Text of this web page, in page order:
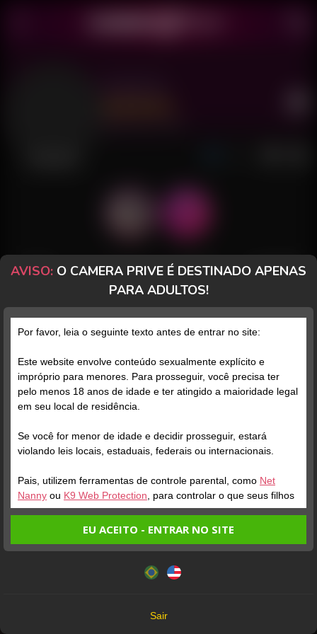
POSTS FANCLUB PAGOS AVALIAÇÕES
Posts (44) Fotos (27) Vídeos (14)
Verifique sua conta Verifique sua conta
1
Este website utiliza cookies e tecnologias semelhantes de
Política de Privacidade
você concorda com estes termos.
AVISO: O CAMERA PRIVE É DESTINADO APENAS
PARA ADULTOS!
Por favor, leia o seguinte texto antes de entrar no site:
Este website envolve conteúdo sexualmente explícito e
impróprio para menores. Para prosseguir, você precisa ter
pelo menos 18 anos de idade e ter atingido a maioridade legal
em seu local de residência.
Se você for menor de idade e decidir prosseguir, estará
violando leis locais, estaduais, federais ou internacionais.
Pais, utilizem ferramentas de controle parental, como Net
Nanny ou K9 Web Protection, para controlar o que seus filhos
veem.
fatos:
Tenho ao menos 18 anos de idade e sou maior de idade
EU ACEITO - ENTRAR NO SITE
Sair